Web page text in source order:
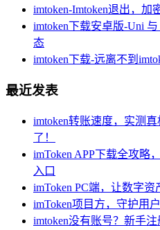
imtoken-Imtoken退出，
imtoken下载安卓版-Uni
态
imtoken下载-远离不到
最近发表
imtoken转账速度，实测
了！
imToken APP下载全攻略
入口
imToken PC端，让数字
imToken项目方，守护用
imtoken没有账号？新手